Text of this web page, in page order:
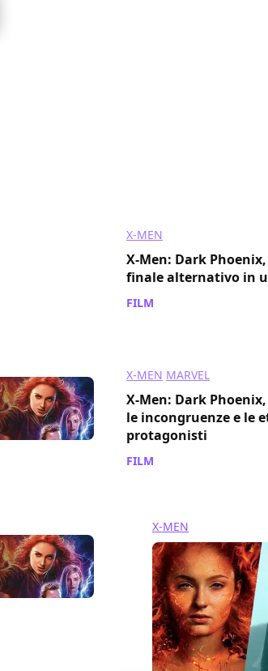
X-MEN
X-Men: Dark
finale alternativo in
FILM
X-MEN MARVEL
X-Men: Dark
le incongruenze e le
protagonisti
FILM
X-MEN